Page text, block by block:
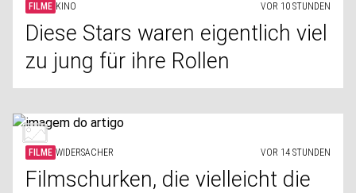
FILME KINO VOR 10 STUNDEN
Diese Stars waren eigentlich viel
zu jung für ihre Rollen
FILME WIDERSACHER VOR 14 STUNDEN
Filmschurken, die vielleicht die